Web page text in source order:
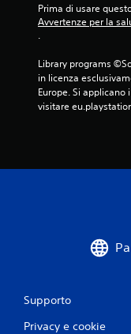
Prima di usare
Avvertenze per la
.
Library programs
in licenza
Europe. Si
visitare
Supporto
Privacy e cookie